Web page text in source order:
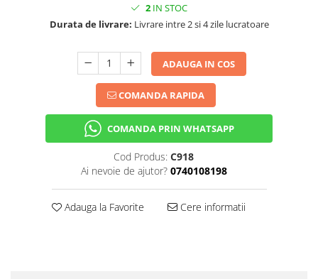
2 IN STOC
Durata de livrare: Livrare intre 2 si 4 zile lucratoare
ADAUGA IN COS
COMANDA RAPIDA
COMANDA PRIN WHATSAPP
Cod Produs: C918
Ai nevoie de ajutor? 0740108198
Adauga la Favorite Cere informatii